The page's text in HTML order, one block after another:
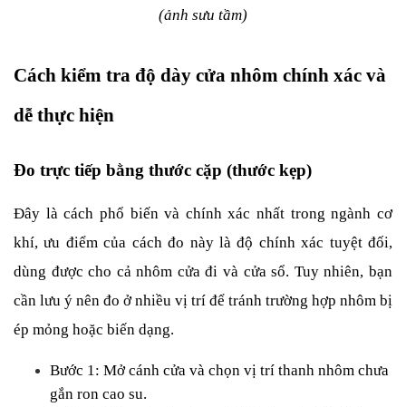
(ảnh sưu tầm)
Cách kiểm tra độ dày cửa nhôm chính xác và
dễ thực hiện
Đo trực tiếp bằng thước cặp (thước kẹp)
Đây là cách phổ biến và chính xác nhất trong ngành cơ
khí, ưu điểm của cách đo này là độ chính xác tuyệt đối,
dùng được cho cả nhôm cửa đi và cửa sổ. Tuy nhiên, bạn
cần lưu ý nên đo ở nhiều vị trí để tránh trường hợp nhôm bị
ép mỏng hoặc biến dạng.
Bước 1: Mở cánh cửa và chọn vị trí thanh nhôm chưa
gắn ron cao su.